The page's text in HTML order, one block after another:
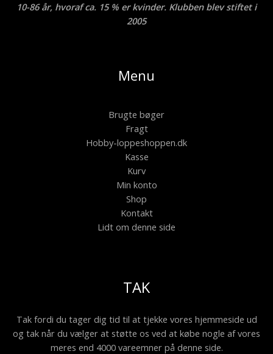
10-86 år, hvoraf ca. 15 % er kvinder. Klubben blev stiftet i
2005
Menu
Brugte bøger
Fragt
Hobby-loppeshoppen.dk
Kasse
Kurv
Min konto
Shop
Kontakt
Lidt om denne side
TAK
Tak fordi du tager dig tid til at tjekke vores hjemmeside ud
og tak når du vælger at støtte os ved at købe nogle af vores
meres end 4000 vareemner på denne side.